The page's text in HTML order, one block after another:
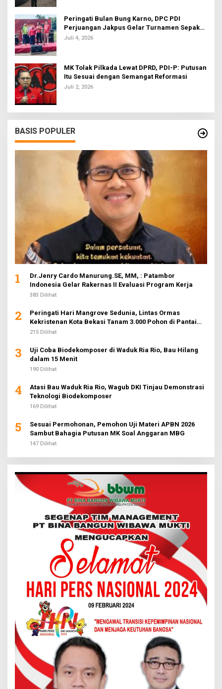
Peringati Bulan Bung Karno, DPC PDI
Perjuangan Jakpus Gelar Turnamen Sepak
Bola U-20
Juli 4, 2026
MK Tolak Pilkada Lewat DPRD, PDI-P: Putusan
Itu Sesuai dengan Semangat Reformasi
Juli 2, 2026
BASIS POPULER
1
Dr.Jenry Cardo Manurung.SE, MM, : Patambor
Indonesia Gelar Rakernas II Evaluasi Program Kerja
383 Dilihat
2
Peringati Hari Mangrove Sedunia, Lintas Ormas
Kekristenan Kota Bekasi Tanam 3.000 Pohon di Pantai
Sederhana
215 Dilihat
3
Uji Coba Biodekomposer di Waduk Ria Rio, Bau Hilang
dalam 15 Menit
190 Dilihat
4
Atasi Bau Waduk Ria Rio, Wagub DKI Tinjau Demonstrasi
Teknologi Biodekomposer
169 Dilihat
5
Sesuai Permohonan, Pemohon Uji Materi APBN 2026
Sambut Bahagia Putusan MK Soal Anggaran MBG
147 Dilihat